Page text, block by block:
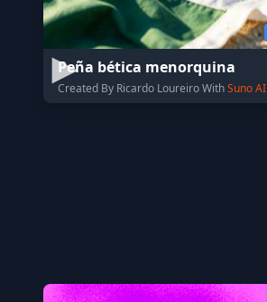
Peña bética menorquina
Created By Ricardo Loureiro WithSuno AI